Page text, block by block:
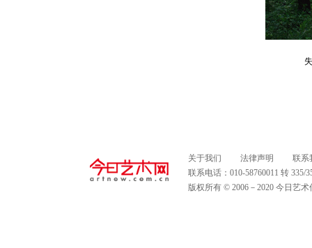
关于我们 法律声明
联系
联系电话：010-58760011 转
版权所有 © 2006－2020 今日艺